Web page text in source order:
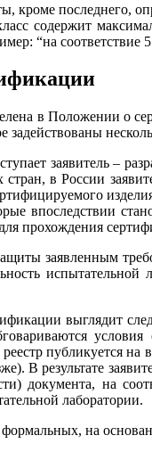
кроме последнего,
содержит
“на
в Положении о
задействованы
заявитель –
стран, в России
впоследствии
прохождения
заявленным
выглядит
публикуется
В результате
документа, на
лаборатории.
на